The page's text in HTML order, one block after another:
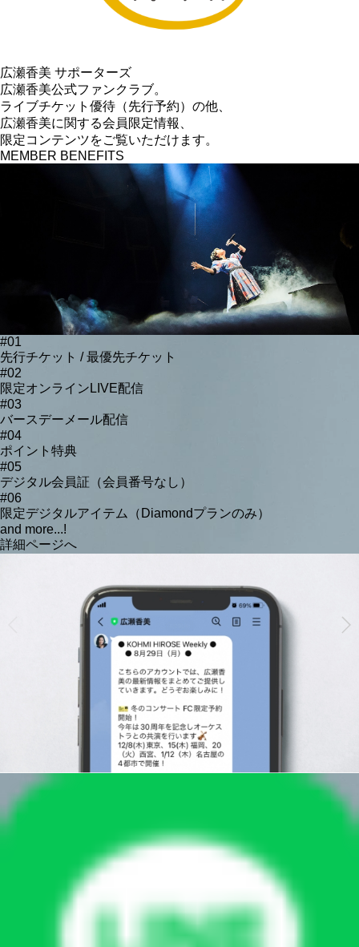
広瀬香美 サポーターズ
広瀬香美公式ファンクラブ。
ライブチケット優待（先行予約）の他、
広瀬香美に関する会員限定情報、
限定コンテンツをご覧いただけます。
MEMBER BENEFITS
#01
先行チケット / 最優先チケット
#02
限定オンラインLIVE配信
#03
バースデーメール配信
#04
ポイント特典
#05
デジタル会員証（会員番号なし）
#06
限定デジタルアイテム（Diamondプランのみ）
and more...!
詳細ページへ